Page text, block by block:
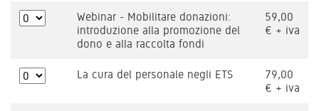
Webinar - Mobilitare donazioni:
introduzione alla promozione del
dono e alla raccolta fondi
59,00
€ + iva
La cura del personale negli ETS
79,00
€ + iva